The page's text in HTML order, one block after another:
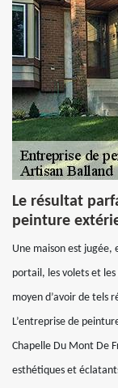
Le résultat
peinture
Une maison est jugée,
portail, les volets et
moyen d’avoir de tels
L’entreprise de
Chapelle Du Mont De
esthétiques et